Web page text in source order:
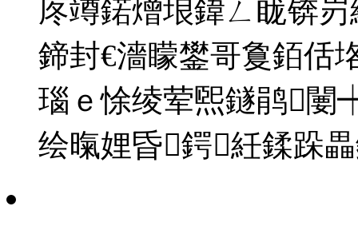
庝竴鍩熷埌鍏ㄥ眬锛
鍗封€濇矇鐢哥敻銆佸
瑙ｅ悇绫荤煕鐩鹃闄
绘暣娌昏鍔紝鍒跺